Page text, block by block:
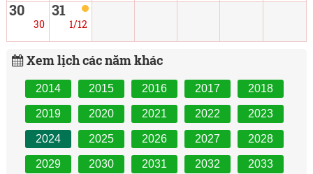
30
30
31
1/12
Xem lịch các năm khác
2014 2015 2016 2017 2018
2019 2020 2021 2022 2023
2024 2025 2026 2027 2028
2029 2030 2031 2032 2033